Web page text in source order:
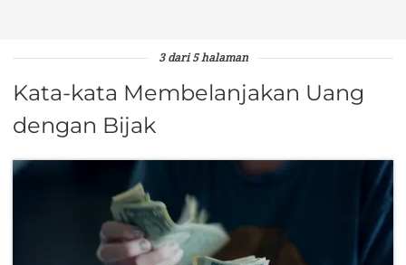
3 dari 5 halaman
Kata-kata Membelanjakan Uang
dengan Bijak